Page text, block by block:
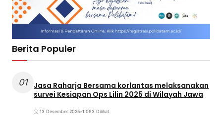
Berita Populer
01
Jasa Raharja Bersama korlantas melaksanakan
survei Kesiapan Ops Lilin 2025 di Wilayah Jawa
13 Desember 2025•1.093 Dilihat